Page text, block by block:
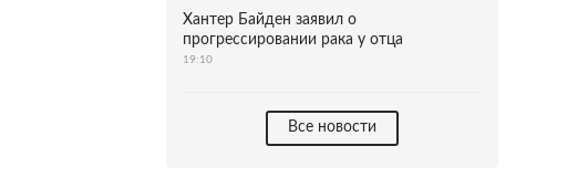
Хантер Байден заявил о
прогрессировании рака у отца
19:10
Все новости